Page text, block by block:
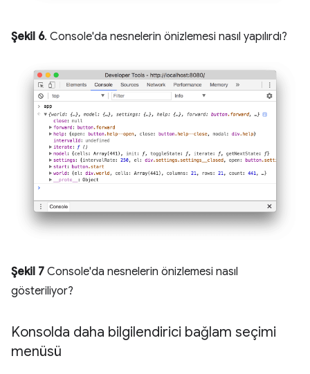
Şekil 6. Console'da nesnelerin önizlemesi nasıl yapılırdı?
Şekil 7 Console'da nesnelerin önizlemesi nasıl
gösteriliyor?
Konsolda daha bilgilendirici bağlam seçimi
menüsü